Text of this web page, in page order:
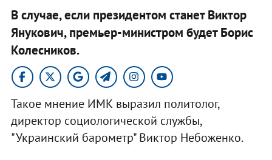
В случае, если президентом станет Виктор
Янукович, премьер-министром будет Борис
Колесников.
Такое мнение ИМК выразил политолог,
директор социологической службы,
"Украинский барометр" Виктор Небоженко.